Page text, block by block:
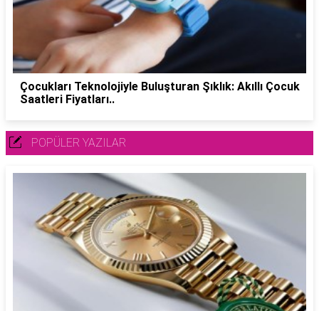
Çocukları Teknolojiyle Buluşturan Şıklık: Akıllı Çocuk
Saatleri Fiyatları..
POPÜLER YAZILAR